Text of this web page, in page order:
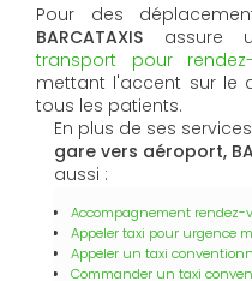
Pour des
BARCATAXIS assure
transport pour
mettant l'accent sur le
tous les patients.
En plus de ses
gare vers aéroport,
aussi :
Accompagnement rendez-
Appeler taxi pour urgence
Appeler un taxi
Commander un taxi